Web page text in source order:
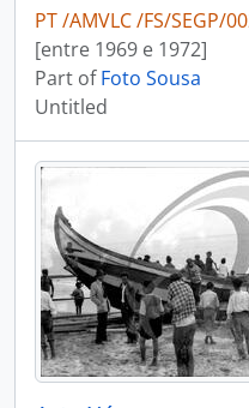
PT /AMVLC /FS/SEGP/
[entre 1969 e 1972]
Part ofFoto Sousa
Untitled